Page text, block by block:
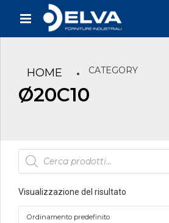
HOME CATEGORY
Ø20C10
Products
search
Visualizzazione del risultato